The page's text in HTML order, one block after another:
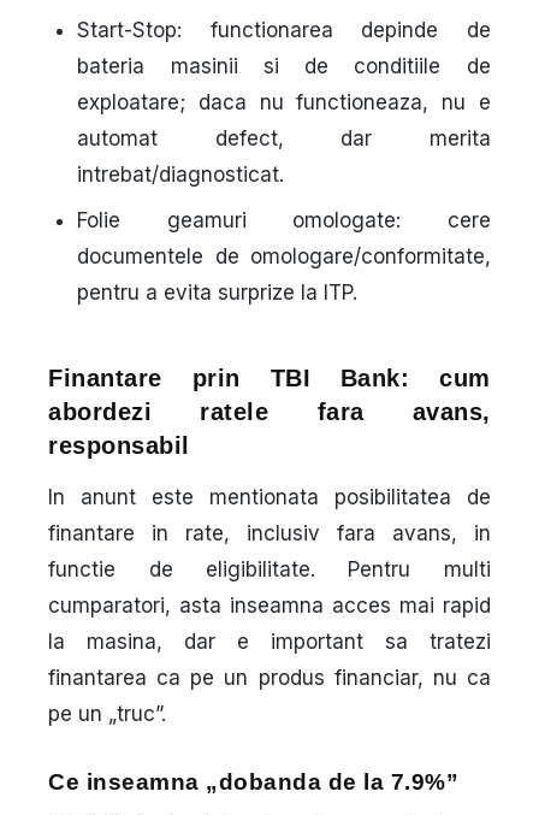
Start-Stop: functionarea depinde de
bateria masinii si de conditiile de
exploatare; daca nu functioneaza, nu e
automat defect, dar merita
intrebat/diagnosticat.
Folie geamuri omologate: cere
documentele de omologare/conformitate,
pentru a evita surprize la ITP.
Finantare prin TBI Bank: cum
abordezi ratele fara avans,
responsabil
In anunt este mentionata posibilitatea de
finantare in rate, inclusiv fara avans, in
functie de eligibilitate. Pentru multi
cumparatori, asta inseamna acces mai rapid
la masina, dar e important sa tratezi
finantarea ca pe un produs financiar, nu ca
pe un „truc”.
Ce inseamna „dobanda de la 7.9%”